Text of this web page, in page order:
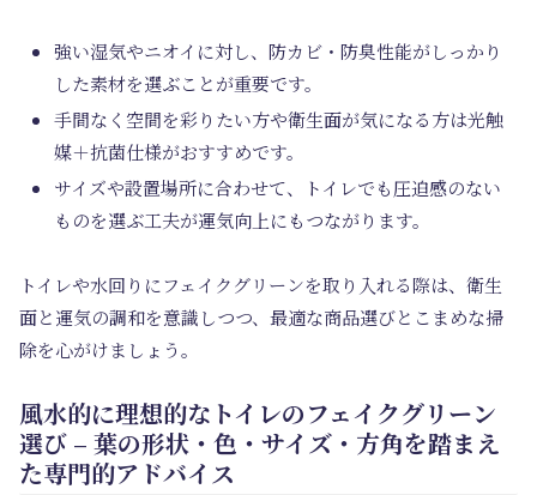
強い湿気やニオイに対し、防カビ・防臭性能がしっかり
した素材を選ぶことが重要です。
手間なく空間を彩りたい方や衛生面が気になる方は光触
媒＋抗菌仕様がおすすめです。
サイズや設置場所に合わせて、トイレでも圧迫感のない
ものを選ぶ工夫が運気向上にもつながります。
トイレや水回りにフェイクグリーンを取り入れる際は、衛生
面と運気の調和を意識しつつ、最適な商品選びとこまめな掃
除を心がけましょう。
風水的に理想的なトイレのフェイクグリーン
選び – 葉の形状・色・サイズ・方角を踏まえ
た専門的アドバイス